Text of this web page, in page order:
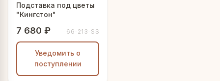
Подставка под цветы
"Кингстон"
7 680 ₽ 66-213-SS
Уведомить о
поступлении